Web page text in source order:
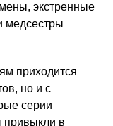
экстренные
медсестры
приходится
но и с
серии
привыкли в